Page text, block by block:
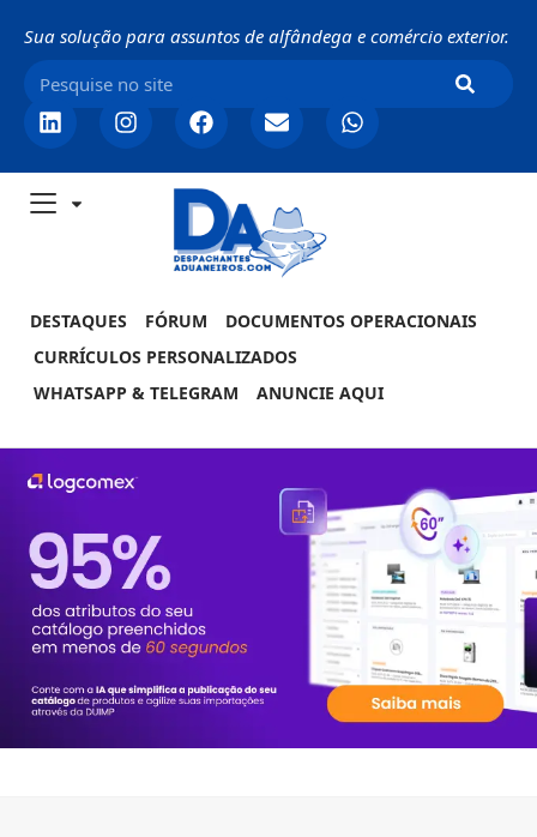
Sua solução para assuntos de alfândega e comércio exterior.
DESTAQUES FÓRUM
DOCUMENTOS OPERACIONAIS
CURRÍCULOS PERSONALIZADOS
WHATSAPP & TELEGRAM
ANUNCIE AQUI